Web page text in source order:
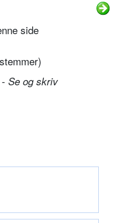
side
stemmer)
Se og skriv